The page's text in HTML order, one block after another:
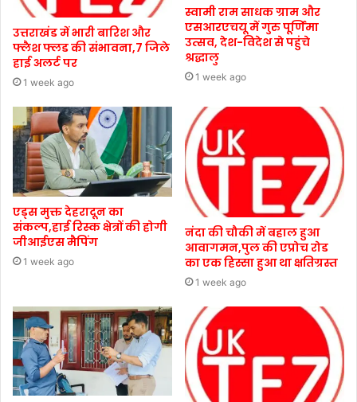
उत्तराखंड में भारी बारिश और
फ्लैश फ्लड की संभावना,7 जिले
हाई अलर्ट पर
1 week ago
स्वामी राम साधक ग्राम और
एसआरएचयू में गुरु पूर्णिमा
उत्सव, देश-विदेश से पहुंचे
श्रद्धालु
1 week ago
एड्स मुक्त देहरादून का
संकल्प,हाई रिस्क क्षेत्रों की होगी
जीआईएस मैपिंग
1 week ago
नंदा की चौकी में बहाल हुआ
आवागमन,पुल की एप्रोच रोड
का एक हिस्सा हुआ था क्षतिग्रस्त
1 week ago